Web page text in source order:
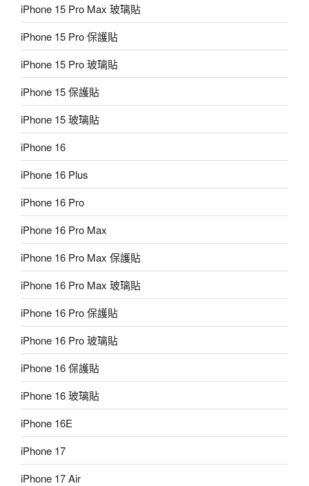
iPhone 15 Pro Max 玻璃貼
iPhone 15 Pro 保護貼
iPhone 15 Pro 玻璃貼
iPhone 15 保護貼
iPhone 15 玻璃貼
iPhone 16
iPhone 16 Plus
iPhone 16 Pro
iPhone 16 Pro Max
iPhone 16 Pro Max 保護貼
iPhone 16 Pro Max 玻璃貼
iPhone 16 Pro 保護貼
iPhone 16 Pro 玻璃貼
iPhone 16 保護貼
iPhone 16 玻璃貼
iPhone 16E
iPhone 17
iPhone 17 Air